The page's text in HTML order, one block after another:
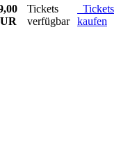
Tickets
verfügbar
Tickets
kaufen